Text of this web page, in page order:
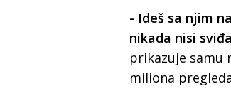
- Ideš sa njim
nikada nisi
prikazuje samu
miliona